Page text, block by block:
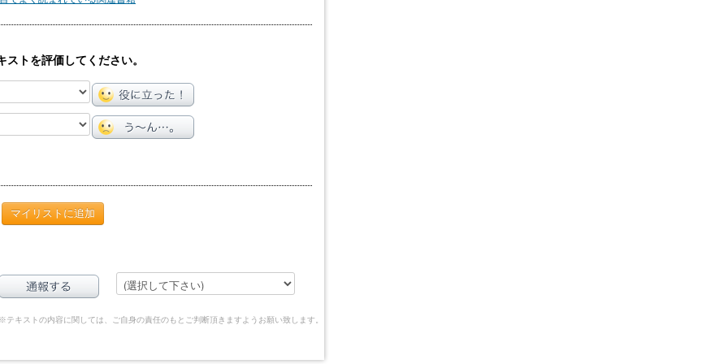
ストを評価してください。
マイリストに追加
テキストの内容に関しては、ご自身の責任のもとご判断頂きますようお願い致します。